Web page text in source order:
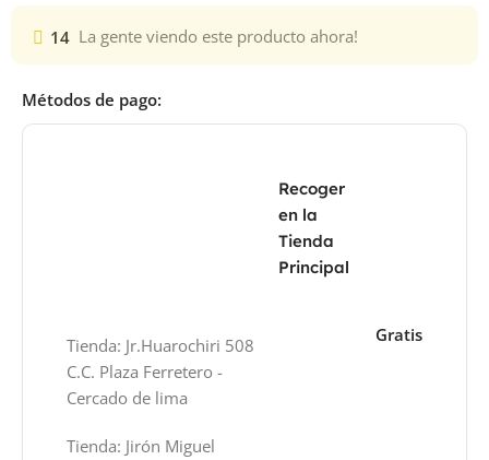
14 La gente viendo este producto ahora!
Métodos de pago:
Recoger
en la
Tienda
Principal
Tienda: Jr.Huarochiri 508
C.C. Plaza Ferretero -
Cercado de lima
Tienda: Jirón Miguel
Gratis